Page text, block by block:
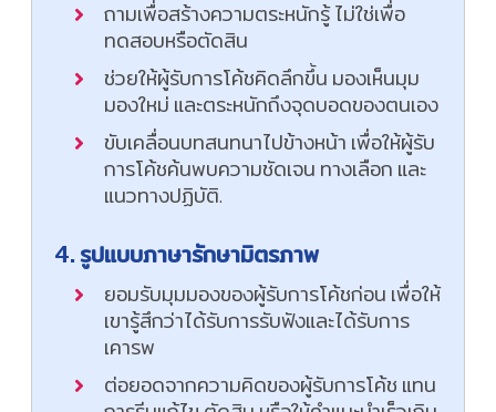
ถามเพื่อสร้างความตระหนักรู้ ไม่ใช่เพื่อ
ทดสอบหรือตัดสิน
ช่วยให้ผู้รับการโค้ชคิดลึกขึ้น มองเห็นมุม
มองใหม่ และตระหนักถึงจุดบอดของตนเอง
ขับเคลื่อนบทสนทนาไปข้างหน้า เพื่อให้ผู้รับ
การโค้ชค้นพบความชัดเจน ทางเลือก และ
แนวทางปฏิบัติ.
4. รูปแบบภาษารักษามิตรภาพ
ยอมรับมุมมองของผู้รับการโค้ชก่อน เพื่อให้
เขารู้สึกว่าได้รับการรับฟังและได้รับการ
เคารพ
ต่อยอดจากความคิดของผู้รับการโค้ช แทน